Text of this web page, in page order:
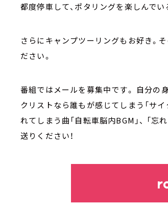
都度停車して、ポタリングを楽しんでい
さらにキャンプツーリングもお好き。
ださい。
番組ではメールを募集中です。 自分の
クリストなら誰もが感じてしまう「サ
れてしまう曲「自転車脳内BGM」、 「忘
送りください！